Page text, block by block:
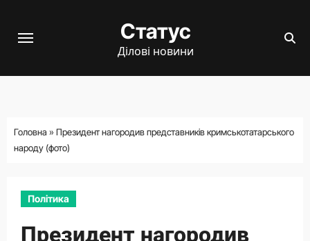
Статус
Ділові новини
Головна » Президент нагородив представників кримськотатарського
народу (фото)
Політика
Президент нагородив